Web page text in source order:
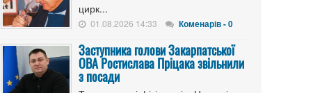
цирк...
01.08.2026 14:33 Коменарів - 0
Заступника голови Закарпатської
ОВА Ростислава Пріцака звільнили
з посади